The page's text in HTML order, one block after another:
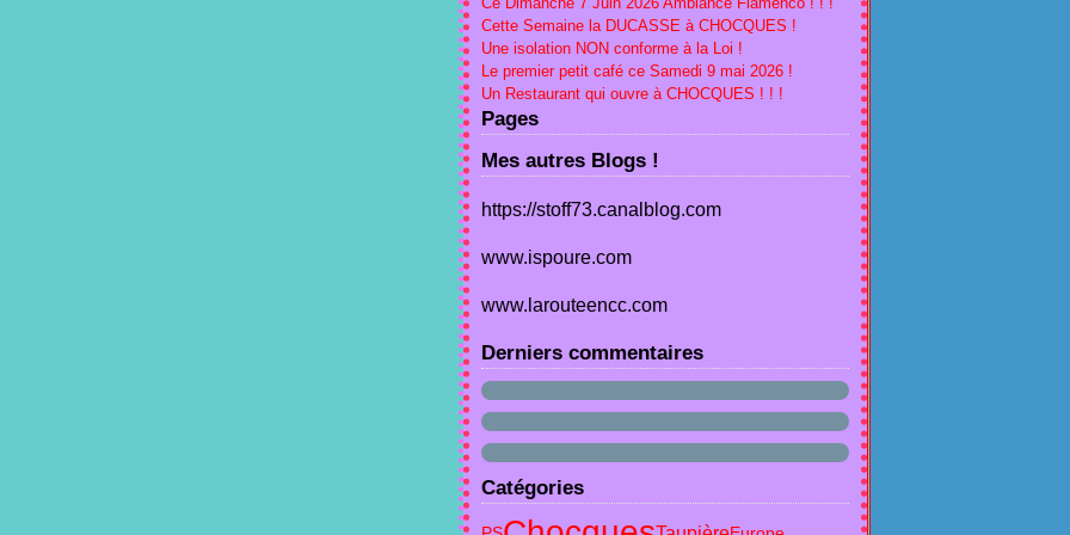
Cette Semaine la DUCASSE à CHOCQUES !
Une isolation NON conforme à la Loi !
Le premier petit café ce Samedi 9 mai 2026 !
Un Restaurant qui ouvre à CHOCQUES ! ! !
Pages
Mes autres Blogs !
https://stoff73.canalblog.com
www.ispoure.com
www.larouteencc.com
Derniers commentaires
Catégories